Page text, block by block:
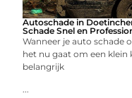
Autoschade in
Schade Snel en
Wanneer je auto schade
het nu gaat om een klein
belangrijk
...